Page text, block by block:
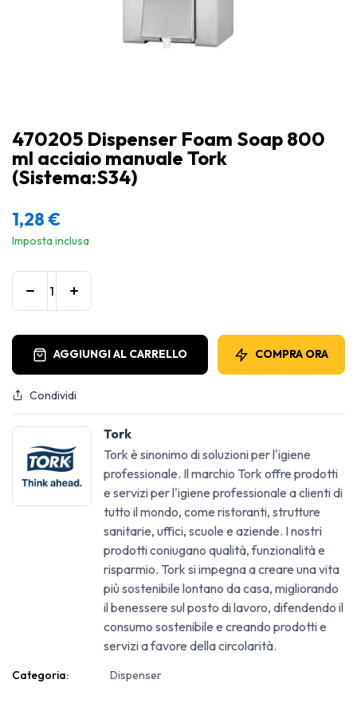
470205 Dispenser Foam Soap 800
ml acciaio manuale Tork
(Sistema:S34)
1,28€
Imposta inclusa
AGGIUNGI AL CARRELLO COMPRA ORA
Condividi
Tork
Tork è sinonimo di soluzioni per l'igiene
professionale. Il marchio Tork offre prodotti
e servizi per l'igiene professionale a clienti di
tutto il mondo, come ristoranti, strutture
sanitarie, uffici, scuole e aziende. I nostri
prodotti coniugano qualità, funzionalità e
risparmio. Tork si impegna a creare una vita
più sostenibile lontano da casa, migliorando
il benessere sul posto di lavoro, difendendo il
consumo sostenibile e creando prodotti e
servizi a favore della circolarità.
Categoria: Dispenser